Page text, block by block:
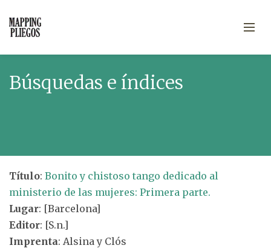
Búsquedas e índices
Título: Bonito y chistoso tango dedicado al
ministerio de las mujeres: Primera parte.
Lugar: [Barcelona]
Editor: [S.n.]
Imprenta: Alsina y Clós